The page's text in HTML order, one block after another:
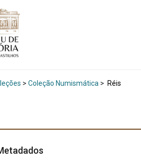
> Coleção Numismática > Réis